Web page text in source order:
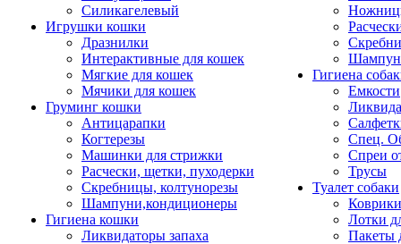
Силикагелевый
Игрушки кошки
Дразнилки
Интерактивные для кошек
Мягкие для кошек
Мячики для кошек
Груминг кошки
Антицарапки
Когтерезы
Машинки для стрижки
Расчески, щетки, пуходерки
Скребницы, колтунорезы
Шампуни,кондиционеры
Гигиена кошки
Ликвидаторы запаха
Гигиена
Емкости
Спец.
Спреи
Трусы
Туалет собаки
Коврики
Лотки
Пакеты